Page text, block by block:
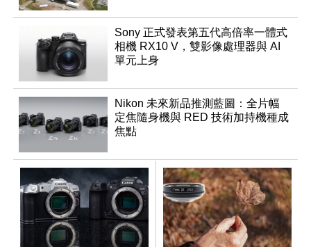
Sony 正式發表第五代高倍率一體式
相機 RX10 V，雙影像處理器與 AI
單元上身
Nikon 未來新品推測藍圖：全片幅
定焦隨身機與 RED 技術加持機種成
焦點